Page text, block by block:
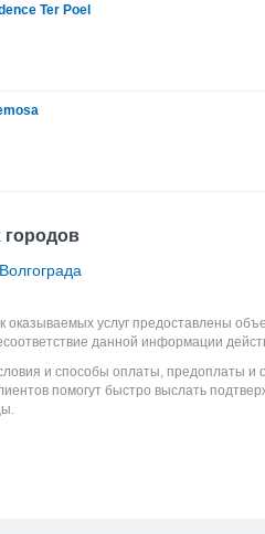
Ter Poel
оказываемых услуг предоставлены
данной информации
и способы оплаты, предоплаты и
помогут быстро выслать